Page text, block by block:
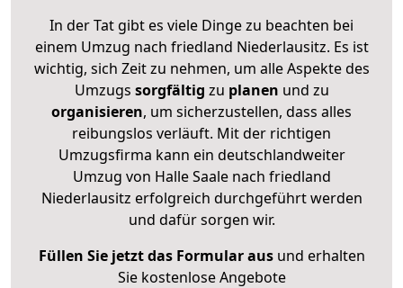
In der Tat gibt es viele Dinge zu beachten bei
einem Umzug nach friedland Niederlausitz. Es ist
wichtig, sich Zeit zu nehmen, um alle Aspekte des
Umzugs sorgfältig zu planen und zu
organisieren, um sicherzustellen, dass alles
reibungslos verläuft. Mit der richtigen
Umzugsfirma kann ein deutschlandweiter
Umzug von Halle Saale nach friedland
Niederlausitz erfolgreich durchgeführt werden
und dafür sorgen wir.
Füllen Sie jetzt das Formular ausund erhalten
Sie kostenlose Angebote